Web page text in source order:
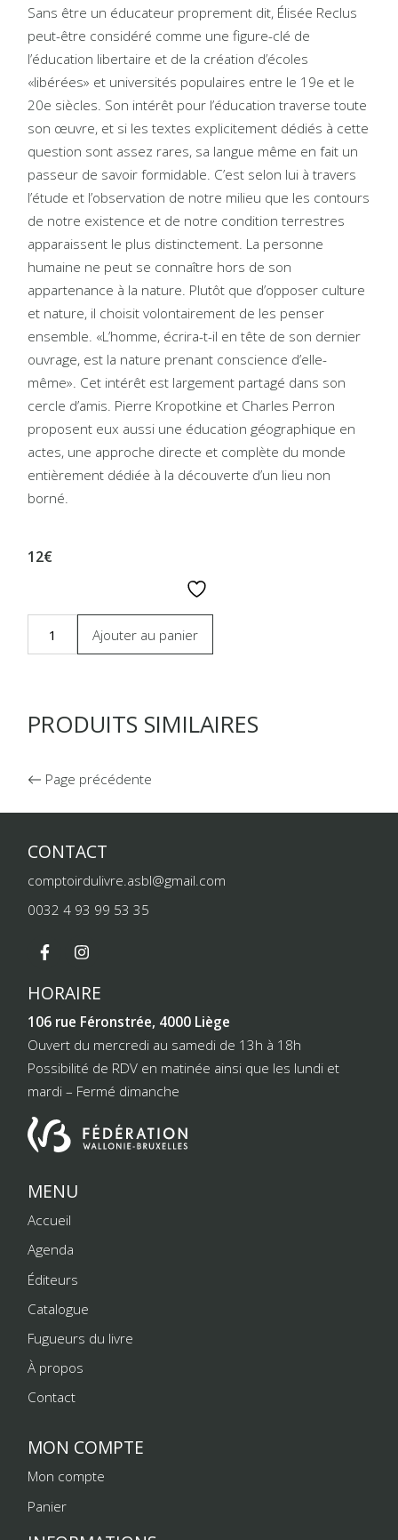
Sans être un éducateur proprement dit, Élisée Reclus
peut-être considéré comme une figure-clé de
l’éducation libertaire et de la création d’écoles
«libérées» et universités populaires entre le 19e et le
20e siècles. Son intérêt pour l’éducation traverse toute
son œuvre, et si les textes explicitement dédiés à cette
question sont assez rares, sa langue même en fait un
passeur de savoir formidable. C’est selon lui à travers
l’étude et l’observation de notre milieu que les contours
de notre existence et de notre condition terrestres
apparaissent le plus distinctement. La personne
humaine ne peut se connaître hors de son
appartenance à la nature. Plutôt que d’opposer culture
et nature, il choisit volontairement de les penser
ensemble. «L’homme, écrira-t-il en tête de son dernier
ouvrage, est la nature prenant conscience d’elle-
même». Cet intérêt est largement partagé dans son
cercle d’amis. Pierre Kropotkine et Charles Perron
proposent eux aussi une éducation géographique en
actes, une approche directe et complète du monde
entièrement dédiée à la découverte d’un lieu non
borné.
12€
Ajouter au panier
PRODUITS SIMILAIRES
Page précédente
CONTACT
comptoirdulivre.asbl@gmail.com
0032 4 93 99 53 35
HORAIRE
106 rue Féronstrée, 4000 Liège
Ouvert du mercredi au samedi de 13h à 18h
Possibilité de RDV en matinée ainsi que les lundi et
mardi – Fermé dimanche
MENU
Accueil
Agenda
Éditeurs
Catalogue
Fugueurs du livre
À propos
Contact
MON COMPTE
Mon compte
Panier